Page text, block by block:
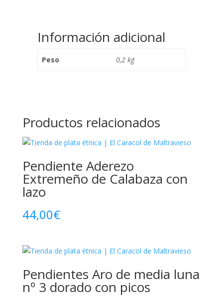
Información adicional
Peso 0,2 kg
Productos relacionados
Pendiente Aderezo
Extremeño de Calabaza con
lazo
44,00€
Pendientes Aro de media luna
nº 3 dorado con picos